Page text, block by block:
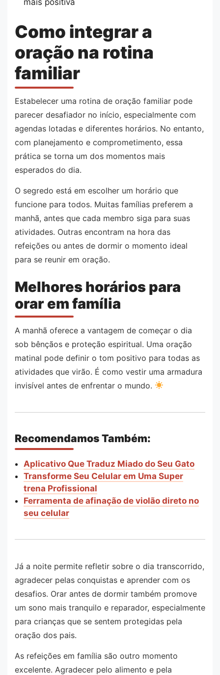
mais positiva
Como integrar a
oração na rotina
familiar
Estabelecer uma rotina de oração familiar pode
parecer desafiador no início, especialmente com
agendas lotadas e diferentes horários. No entanto,
com planejamento e comprometimento, essa
prática se torna um dos momentos mais
esperados do dia.
O segredo está em escolher um horário que
funcione para todos. Muitas famílias preferem a
manhã, antes que cada membro siga para suas
atividades. Outras encontram na hora das
refeições ou antes de dormir o momento ideal
para se reunir em oração.
Melhores horários para
orar em família
A manhã oferece a vantagem de começar o dia
sob bênçãos e proteção espiritual. Uma oração
matinal pode definir o tom positivo para todas as
atividades que virão. É como vestir uma armadura
invisível antes de enfrentar o mundo.
Recomendamos Também:
Aplicativo Que Traduz Miado do Seu Gato
Transforme Seu Celular em Uma Super
trena Profissional
Ferramenta de afinação de violão direto no
seu celular
Já a noite permite refletir sobre o dia transcorrido,
agradecer pelas conquistas e aprender com os
desafios. Orar antes de dormir também promove
um sono mais tranquilo e reparador, especialmente
para crianças que se sentem protegidas pela
oração dos pais.
As refeições em família são outro momento
excelente. Agradecer pelo alimento e pela